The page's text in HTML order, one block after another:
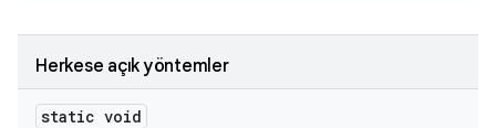
Herkese açık yöntemler
static void